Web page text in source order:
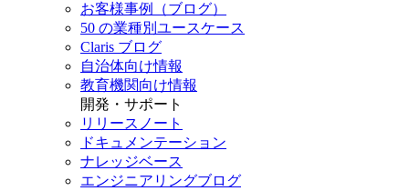
お客様事例（ブログ）
50 の業種別ユースケース
Claris ブログ
自治体向け情報
教育機関向け情報
開発・サポート
リリースノート
ドキュメンテーション
ナレッジベース
エンジニアリングブログ